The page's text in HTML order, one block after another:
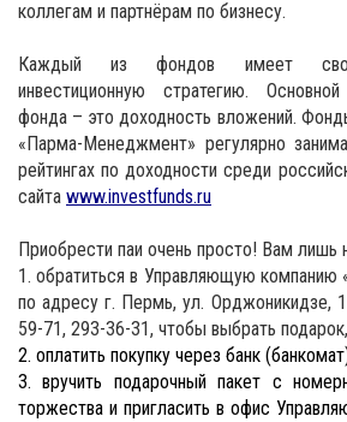
коллегам и партнёрам по бизнесу.
Каждый из фондов имеет свою
инвестиционную стратегию.
фонда – это доходность вложений.
«Парма-Менеджмент» регулярно
рейтингах по доходности среди
сайта www.investfunds.ru
Приобрести паи очень просто! Вам лишь
1. обратиться в Управляющую
по адресу г. Пермь, ул. Орджоникидзе,
59-71, 293-36-31, чтобы выбрать подарок,
2. оплатить покупку через банк
3. вручить подарочный пакет с
торжества и пригласить в офис